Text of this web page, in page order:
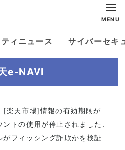
MENU
ィニュース サイバーセキ
e-NAVI
[楽天市場]情報の有効期限が
ントの使用が停止されました.
がフィッシング詐欺かを検証